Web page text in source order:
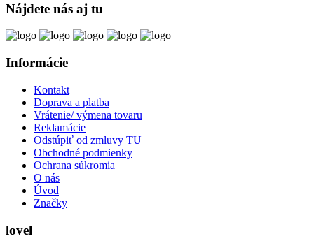
Nájdete nás aj tu
Informácie
Kontakt
Doprava a platba
Vrátenie/ výmena tovaru
Reklamácie
Odstúpiť od zmluvy TU
Obchodné podmienky
Ochrana súkromia
O nás
Úvod
Značky
lovel